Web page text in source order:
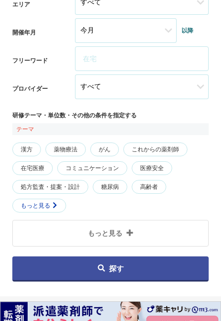
エリア
開催年月 以降
フリーワード
プロバイダー
研修テーマ・単位数・その他の条件を指定する
テーマ
漢方 薬物療法 がん これからの薬剤師
在宅医療 コミュニケーション 医療安全
処方監査・提案・設計 糖尿病 高齢者
もっと見る
もっと見る
探す